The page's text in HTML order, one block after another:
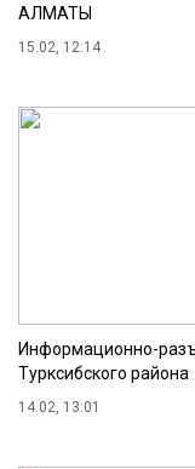
АЛМАТЫ
15.02, 12:14
Информационно-
Турксибского района
14.02, 13:01